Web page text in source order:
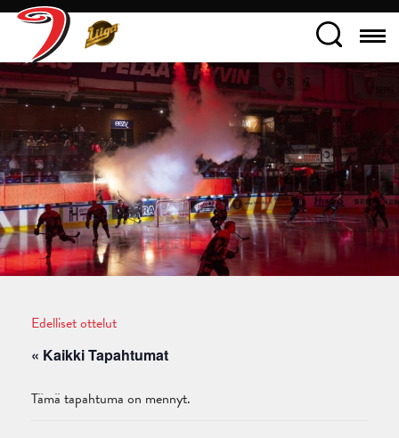
Edelliset ottelut
« Kaikki Tapahtumat
Tämä tapahtuma on mennyt.